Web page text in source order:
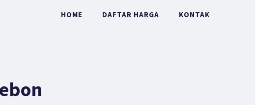
HOME DAFTAR HARGA KONTAK